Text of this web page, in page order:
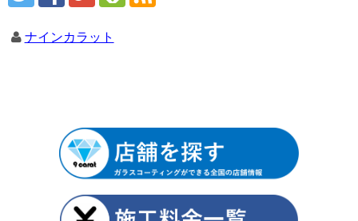
ナインカラット